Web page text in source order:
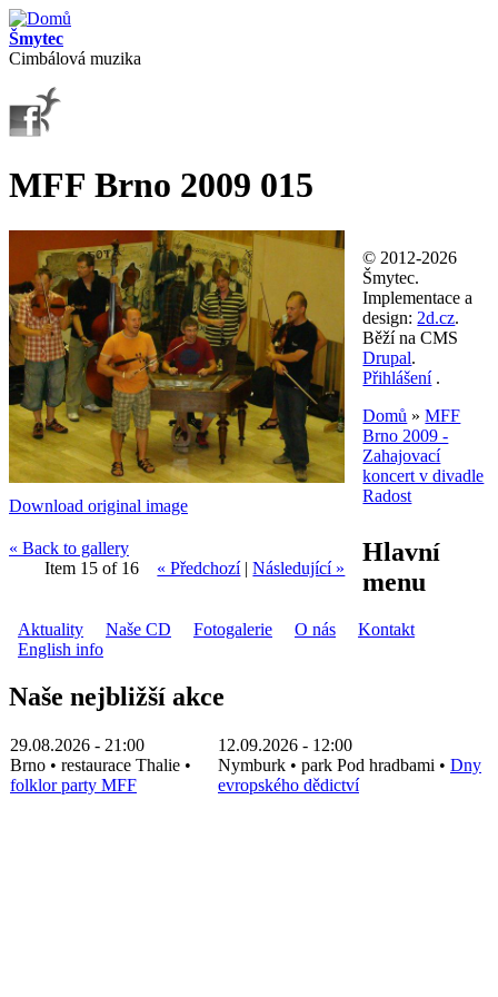
Přejít k hlavnímu obsahu
Šmytec
Cimbálová muzika
MFF Brno 2009 015
Download original image
« Back to gallery
Item 15 of 16
« Předchozí|Následující »
© 2012-2026
Šmytec.
Implementace a
design: 2d.cz.
Běží na CMS
Drupal.
Přihlášení.
Jste zde
Domů »MFF
Brno 2009 -
Zahajovací
koncert v divadle
Radost
Hlavní
menu
Aktuality Naše CD Fotogalerie O nás
Kontakt
English info
Naše nejbližší akce
29.08.2026 - 21:00
Brno • restaurace Thalie •
folklor party MFF
12.09.2026 - 12:00
Nymburk • park Pod hradbami • Dny
evropského dědictví